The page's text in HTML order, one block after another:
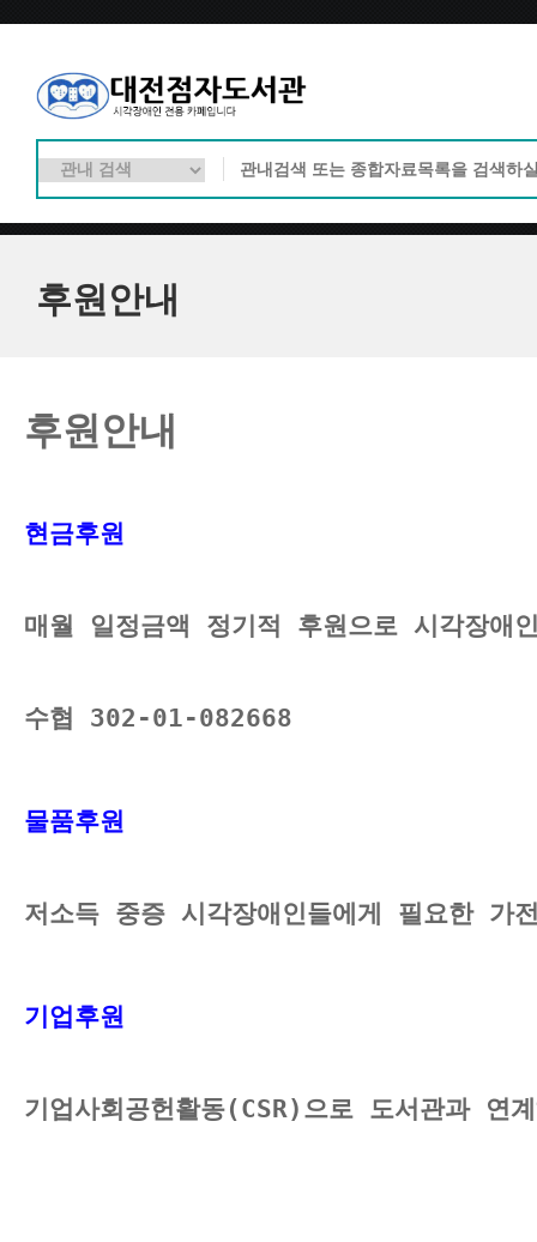
후원안내
후원안내
현금후원
매월 일정금액 정기적 후원으로 시각장애
수협 302-01-082668
물품후원
저소득 중증 시각장애인들에게 필요한
기업후원
기업사회공헌활동(CSR)으로 도서관과